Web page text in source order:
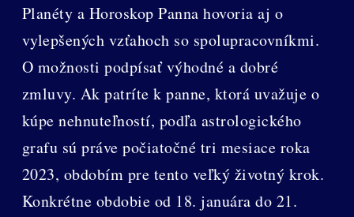
Planéty a Horoskop Panna hovoria aj o
vylepšených vzťahoch so spolupracovníkmi.
O možnosti podpísať výhodné a dobré
zmluvy. Ak patríte k panne, ktorá uvažuje o
kúpe nehnuteľností, podľa astrologického
grafu sú práve počiatočné tri mesiace roka
2023, obdobím pre tento veľký životný krok.
Konkrétne obdobie od 18. januára do 21.